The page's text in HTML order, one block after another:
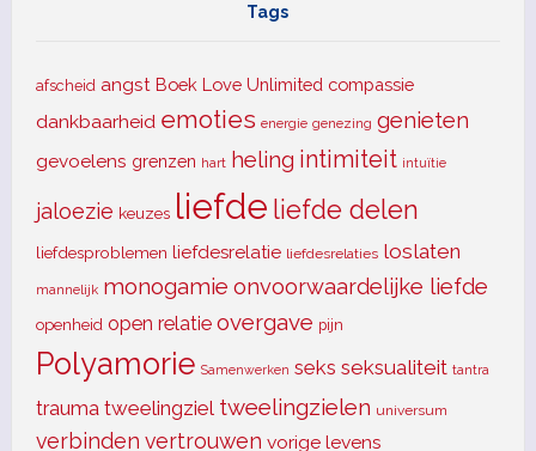
Tags
afscheid angst Boek Love Unlimited compassie
dankbaarheid emoties energie genezing genieten
gevoelens grenzen hart heling intimiteit intuïtie
jaloezie keuzes liefde liefde delen
liefdesproblemen liefdesrelatie liefdesrelaties loslaten
mannelijk monogamie onvoorwaardelijke liefde
openheid open relatie overgave pijn
Polyamorie Samenwerken seks seksualiteit tantra
trauma tweelingziel tweelingzielen universum
verbinden vertrouwen vorige levens